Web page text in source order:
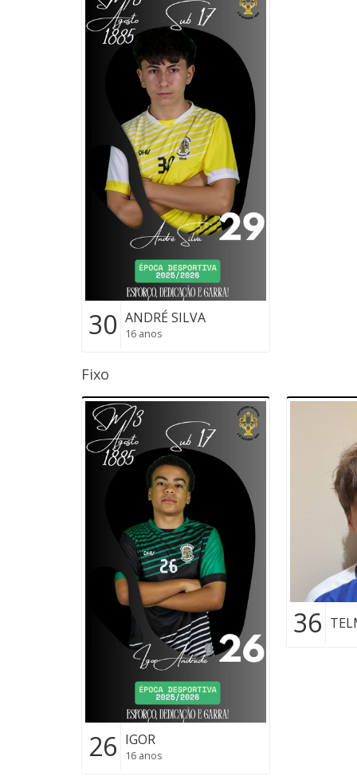
30 ANDRÉ SILVA
16 anos
Fixo
26 IGOR
16 anos
36